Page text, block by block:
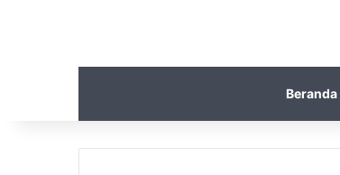
Beranda